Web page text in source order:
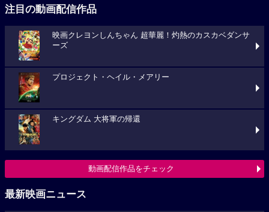
注目の動画配信作品
映画クレヨンしんちゃん 超華麗！灼熱のカスカベダンサ
ーズ
プロジェクト・ヘイル・メアリー
キングダム 大将軍の帰還
動画配信作品をチェック
最新映画ニュース